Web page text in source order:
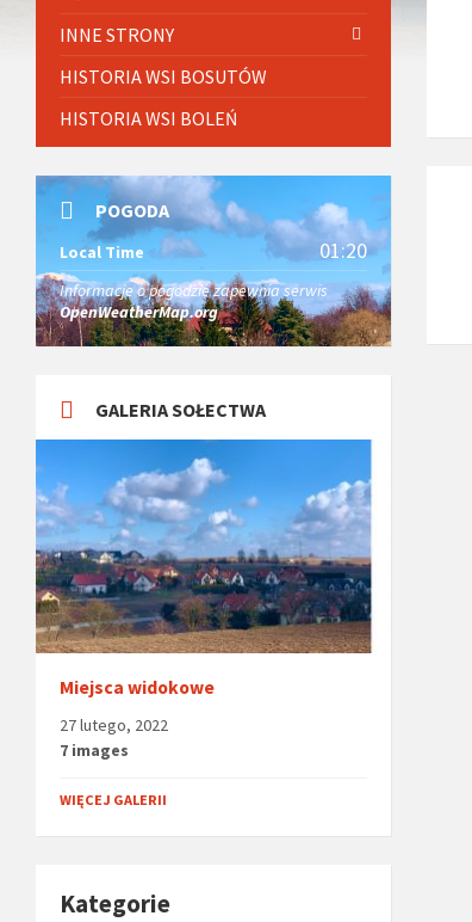
INNE STRONY
HISTORIA WSI BOSUTÓW
HISTORIA WSI BOLEŃ
POGODA
Local Time 01:20
Informacje o pogodzie zapewnia serwis
OpenWeatherMap.org
GALERIA SOŁECTWA
Miejsca widokowe
27 lutego, 2022
7 images
WIĘCEJ GALERII
Kategorie